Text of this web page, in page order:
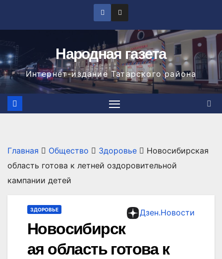
Народная газета
Интернет-издание Татарского района
Главная Общество Здоровье
Новосибирская
область готова к летней оздоровительной
кампании детей
Дзен.Новости
ЗДОРОВЬЕ
Новосибирск
ая область готова к